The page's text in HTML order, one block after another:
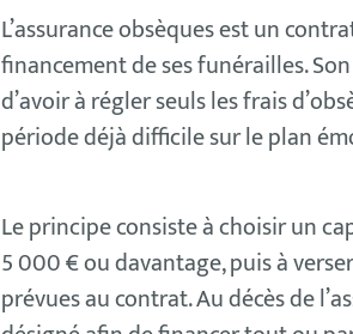
L’assurance obsèques est un
financement de ses funérailles.
d’avoir à régler seuls les frais
période déjà difficile sur le plan
Le principe consiste à choisir un
5 000 € ou davantage, puis à
prévues au contrat. Au décès de